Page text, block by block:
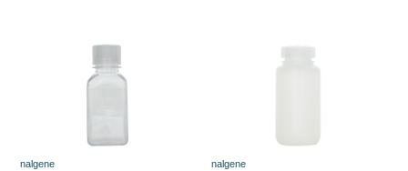
nalgene nalgene